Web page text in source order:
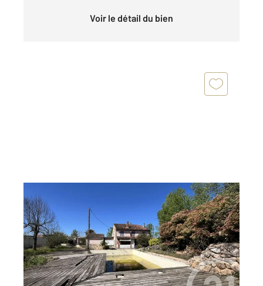
Voir le détail du bien
ALBI 81
361 m
, 10 pièces
Ref : 2047
Maison à vendre
275 000 €